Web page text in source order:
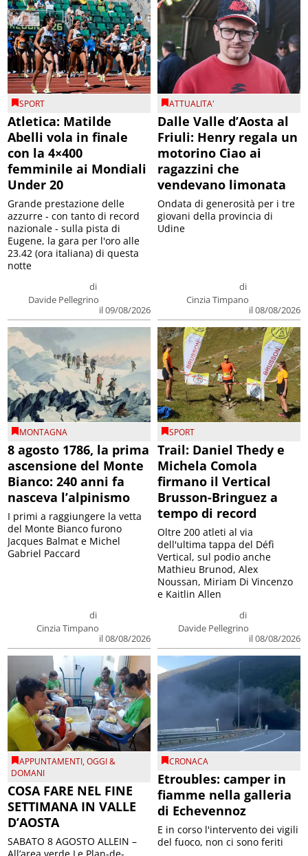
SPORT
Atletica: Matilde
Abelli vola in finale
con la 4×400
femminile ai Mondiali
Under 20
di
Davide Pellegrino
il 09/08/2026
Grande prestazione delle
azzurre - con tanto di record
nazionale - sulla pista di
Eugene, la gara per l'oro alle
23.42 (ora italiana) di questa
notte
ATTUALITA'
Dalle Valle d’Aosta al
Friuli: Henry regala un
motorino Ciao ai
ragazzini che
vendevano limonata
di
Cinzia Timpano
il 08/08/2026
Ondata di generosità per i tre
giovani della provincia di
Udine
MONTAGNA
8 agosto 1786, la prima
ascensione del Monte
Bianco: 240 anni fa
nasceva l’alpinismo
di
Cinzia Timpano
il 08/08/2026
I primi a raggiungere la vetta
del Monte Bianco furono
Jacques Balmat e Michel
Gabriel Paccard
SPORT
Trail: Daniel Thedy e
Michela Comola
firmano il Vertical
Brusson-Bringuez a
tempo di record
di
Davide Pellegrino
il 08/08/2026
Oltre 200 atleti al via
dell'ultima tappa del Défì
Vertical, sul podio anche
Mathieu Brunod, Alex
Noussan, Miriam Di Vincenzo
e Kaitlin Allen
APPUNTAMENTI,OGGI &
DOMANI
COSA FARE NEL FINE
SETTIMANA IN VALLE
D’AOSTA
SABATO 8 AGOSTO ALLEIN –
CRONACA
Etroubles: camper in
fiamme nella galleria
di Echevennoz
E in corso l'intervento dei vigili
del fuoco, non ci sono feriti